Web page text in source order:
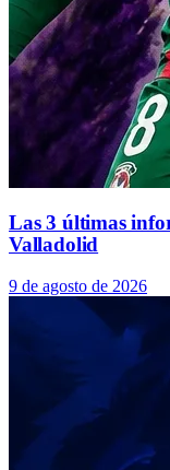
Las 3 últimas
Valladolid
9 de agosto de 2026